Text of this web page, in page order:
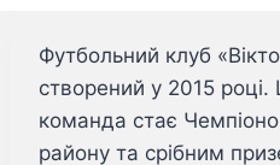
Футбольний клуб
створений у 2015
команда стає
району та срібним